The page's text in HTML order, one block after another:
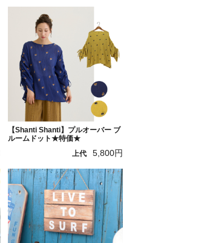
【Shanti Shanti】プルオーバー ブ
ルームドット★特価★
上代
5,800円